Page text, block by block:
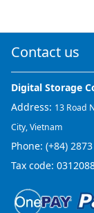
Contact us
Digital Storage
Address: 13 Road
City, Vietnam
Phone: (+84)
Tax code: